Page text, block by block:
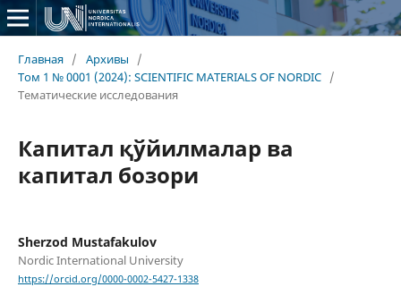
Главная / Архивы
/
Том 1 № 0001 (2024): SCIENTIFIC MATERIALS OF NORDIC /
Тематические исследования
Капитал қўйилмалар ва
капитал бозори
Sherzod Mustafakulov
Nordic International University
https://orcid.org/0000-0002-5427-1338